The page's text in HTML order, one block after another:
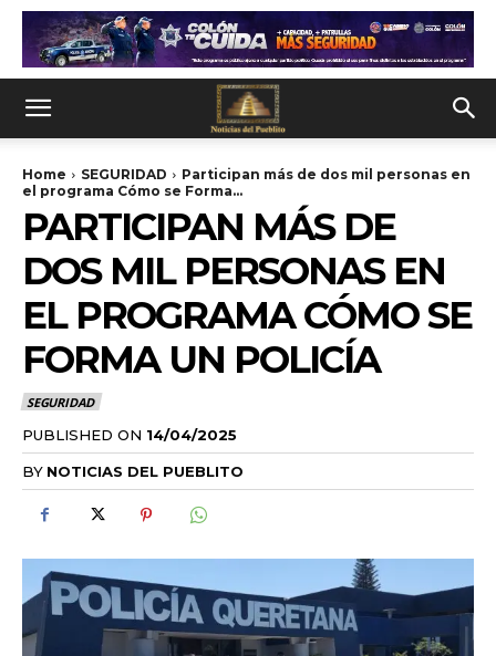
Home SEGURIDAD
Participan más de dos mil personas en
el programa Cómo se Forma...
PARTICIPAN MÁS DE
DOS MIL PERSONAS EN
EL PROGRAMA CÓMO SE
FORMA UN POLICÍA
SEGURIDAD
PUBLISHED ON 14/04/2025
BY NOTICIAS DEL PUEBLITO